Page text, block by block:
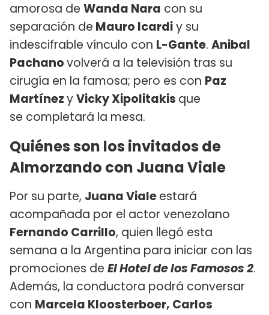
amorosa de Wanda Nara con su
separación de Mauro Icardiy su
indescifrable vínculo con L-Gante. Anibal
Pachanovolverá a la televisión tras su
cirugía en la famosa; pero es con Paz
MartínezyVicky Xipolitakis que
se completará la mesa.
Quiénes son los invitados de
Almorzando con Juana Viale
Por su parte, Juana Vialeestará
acompañada por el actor venezolano
Fernando Carrillo, quien llegó esta
semana a la Argentina para iniciar con las
promociones de El Hotel de los Famosos 2.
Además, la conductora podrá conversar
con Marcela Kloosterboer, Carlos